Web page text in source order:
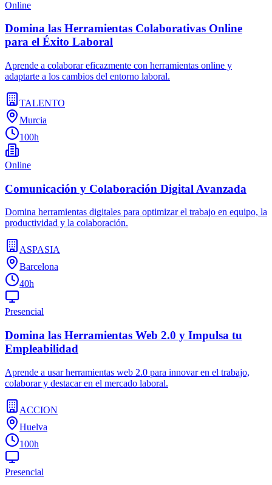
Online
Domina las Herramientas Colaborativas Online
para el Éxito Laboral
Aprende a colaborar eficazmente con herramientas online y
adaptarte a los cambios del entorno laboral.
TALENTO
Murcia
100h
Online
Comunicación y Colaboración Digital Avanzada
Domina herramientas digitales para optimizar el trabajo en equipo, la
productividad y la colaboración.
ASPASIA
Barcelona
40h
Presencial
Domina las Herramientas Web 2.0 y Impulsa tu
Empleabilidad
Aprende a usar herramientas web 2.0 para innovar en el trabajo,
colaborar y destacar en el mercado laboral.
ACCION
Huelva
100h
Presencial